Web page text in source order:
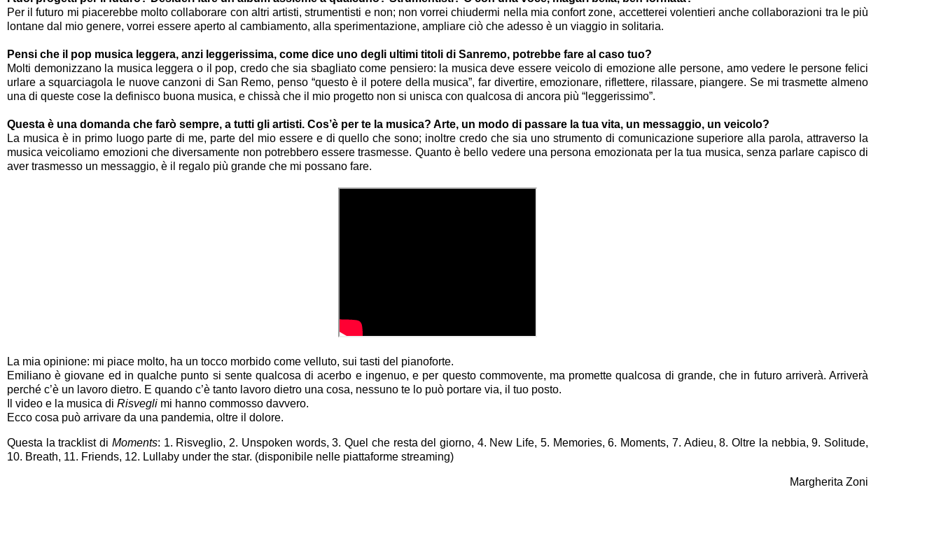
Per il futuro mi piacerebbe molto collaborare con altri artisti, strumentisti e non; non vorrei chiudermi nella mia confort zone, accetterei volentieri anche collaborazioni tra le più
lontane dal mio genere, vorrei essere aperto al cambiamento, alla sperimentazione, ampliare ciò che adesso è un viaggio in solitaria.
Pensi che il pop musica leggera, anzi leggerissima, come dice uno degli ultimi titoli di Sanremo, potrebbe fare al caso tuo?
Molti demonizzano la musica leggera o il pop, credo che sia sbagliato come pensiero: la musica deve essere veicolo di emozione alle persone, amo vedere le persone felici
urlare a squarciagola le nuove canzoni di San Remo, penso “questo è il potere della musica”, far divertire, emozionare, riflettere, rilassare, piangere. Se mi trasmette almeno
una di queste cose la definisco buona musica, e chissà che il mio progetto non si unisca con qualcosa di ancora più “leggerissimo”.
Questa è una domanda che farò sempre, a tutti gli artisti. Cos’è per te la musica? Arte, un modo di passare la tua vita, un messaggio, un veicolo?
La musica è in primo luogo parte di me, parte del mio essere e di quello che sono; inoltre credo che sia uno strumento di comunicazione superiore alla parola, attraverso la
musica veicoliamo emozioni che diversamente non potrebbero essere trasmesse. Quanto è bello vedere una persona emozionata per la tua musica, senza parlare capisco di
aver trasmesso un messaggio, è il regalo più grande che mi possano fare.
La mia opinione: mi piace molto, ha un tocco morbido come velluto, sui tasti del pianoforte.
Emiliano è giovane ed in qualche punto si sente qualcosa di acerbo e ingenuo, e per questo commovente, ma promette qualcosa di grande, che in futuro arriverà. Arriverà
perché c’è un lavoro dietro. E quando c’è tanto lavoro dietro una cosa, nessuno te lo può portare via, il tuo posto.
Il video e la musica di Risvegli mi hanno commosso davvero.
Ecco cosa può arrivare da una pandemia, oltre il dolore.
Questa la tracklist di Moments: 1. Risveglio, 2. Unspoken words, 3. Quel che resta del giorno, 4. New Life, 5. Memories, 6. Moments, 7. Adieu, 8. Oltre la nebbia, 9. Solitude,
10. Breath, 11. Friends, 12. Lullaby under the star. (disponibile nelle piattaforme streaming)
Margherita Zoni